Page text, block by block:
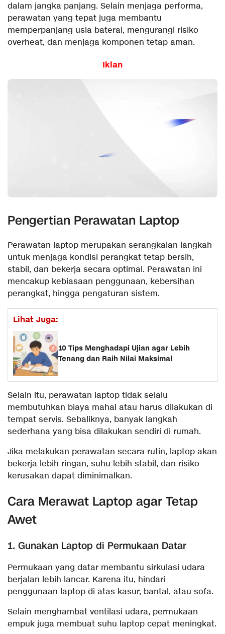
dalam jangka panjang. Selain menjaga performa,
perawatan yang tepat juga membantu
memperpanjang usia baterai, mengurangi risiko
overheat, dan menjaga komponen tetap aman.
Iklan
Pengertian Perawatan Laptop
Perawatan laptop merupakan serangkaian langkah
untuk menjaga kondisi perangkat tetap bersih,
stabil, dan bekerja secara optimal. Perawatan ini
mencakup kebiasaan penggunaan, kebersihan
perangkat, hingga pengaturan sistem.
Lihat Juga:
10 Tips Menghadapi Ujian agar Lebih
Tenang dan Raih Nilai Maksimal
Selain itu, perawatan laptop tidak selalu
membutuhkan biaya mahal atau harus dilakukan di
tempat servis. Sebaliknya, banyak langkah
sederhana yang bisa dilakukan sendiri di rumah.
Jika melakukan perawatan secara rutin, laptop akan
bekerja lebih ringan, suhu lebih stabil, dan risiko
kerusakan dapat diminimalkan.
Cara Merawat Laptop agar Tetap
Awet
1. Gunakan Laptop di Permukaan Datar
Permukaan yang datar membantu sirkulasi udara
berjalan lebih lancar. Karena itu, hindari
penggunaan laptop di atas kasur, bantal, atau sofa.
Selain menghambat ventilasi udara, permukaan
empuk juga membuat suhu laptop cepat meningkat.